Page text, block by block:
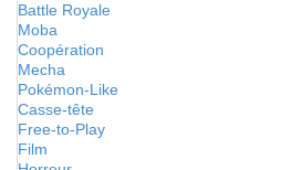
Battle Royale
Moba
Coopération
Mecha
Pokémon-Like
Casse-tête
Free-to-Play
Film